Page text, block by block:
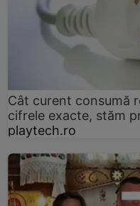
Cât curent consumă
cifrele exacte, stăm
playtech.ro